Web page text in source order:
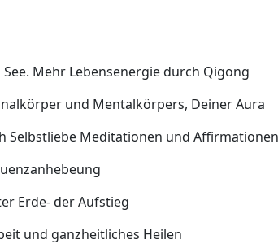
Mehr Lebensenergie durch Qigong
und Mentalkörpers, Deiner Aura
Selbstliebe Meditationen und Affirmationen
Erde- der Aufstieg
und ganzheitliches Heilen